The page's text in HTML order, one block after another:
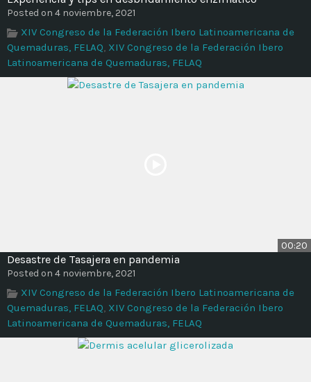
Time
Posted on 4 noviembre, 2021
XIV Congreso de la Federación Ibero Latinoamericana de
Quemaduras, FELAQ, XIV Congreso de la Federación Ibero
Latinoamericana de Quemaduras, FELAQ
00:20
Desastre de Tasajera en pandemia
Posted on 4 noviembre, 2021
XIV Congreso de la Federación Ibero Latinoamericana de
Quemaduras, FELAQ, XIV Congreso de la Federación Ibero
Latinoamericana de Quemaduras, FELAQ